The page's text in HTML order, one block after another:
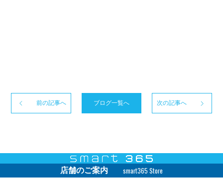
前の記事へ ブログ一覧へ 次の記事へ
店舗のご案内 smart365 Store